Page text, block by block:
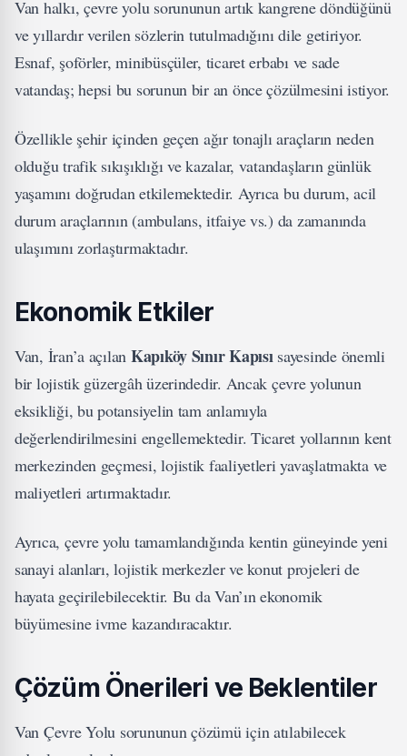
Van halkı, çevre yolu sorununun artık kangrene döndüğünü
ve yıllardır verilen sözlerin tutulmadığını dile getiriyor.
Esnaf, şoförler, minibüsçüler, ticaret erbabı ve sade
vatandaş; hepsi bu sorunun bir an önce çözülmesini istiyor.
Özellikle şehir içinden geçen ağır tonajlı araçların neden
olduğu trafik sıkışıklığı ve kazalar, vatandaşların günlük
yaşamını doğrudan etkilemektedir. Ayrıca bu durum, acil
durum araçlarının (ambulans, itfaiye vs.) da zamanında
ulaşımını zorlaştırmaktadır.
Ekonomik Etkiler
Van, İran’a açılan Kapıköy Sınır Kapısı sayesinde önemli
bir lojistik güzergâh üzerindedir. Ancak çevre yolunun
eksikliği, bu potansiyelin tam anlamıyla
değerlendirilmesini engellemektedir. Ticaret yollarının kent
merkezinden geçmesi, lojistik faaliyetleri yavaşlatmakta ve
maliyetleri artırmaktadır.
Ayrıca, çevre yolu tamamlandığında kentin güneyinde yeni
sanayi alanları, lojistik merkezler ve konut projeleri de
hayata geçirilebilecektir. Bu da Van’ın ekonomik
büyümesine ivme kazandıracaktır.
Çözüm Önerileri ve Beklentiler
Van Çevre Yolu sorununun çözümü için atılabilecek